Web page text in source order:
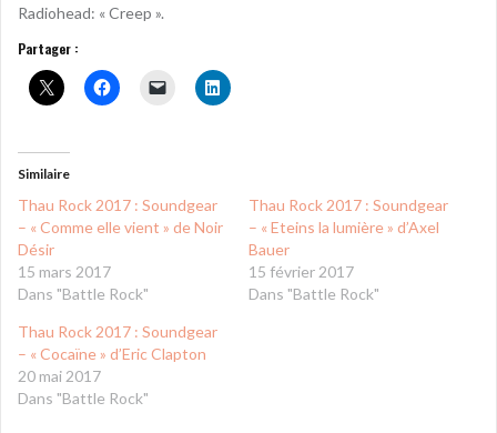
Radiohead: « Creep ».
Partager :
Similaire
Thau Rock 2017 : Soundgear
– « Comme elle vient » de Noir
Désir
15 mars 2017
Dans "Battle Rock"
Thau Rock 2017 : Soundgear
– « Eteins la lumière » d’Axel
Bauer
15 février 2017
Dans "Battle Rock"
Thau Rock 2017 : Soundgear
– « Cocaïne » d’Eric Clapton
20 mai 2017
Dans "Battle Rock"